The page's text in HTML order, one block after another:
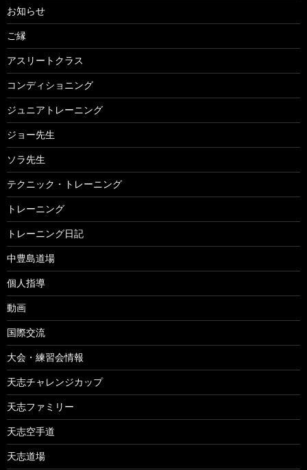
お知らせ
ご縁
アスリートクラス
コンディショニング
ジュニアトレーニング
ジョー先生
ソラ先生
テクニック・トレーニング
トレーニング
トレーニング日記
中豊島道場
個人指導
動画
国際交流
大会・練習会情報
天志チャレンジカップ
天志ファミリー
天志空手道
天志道場